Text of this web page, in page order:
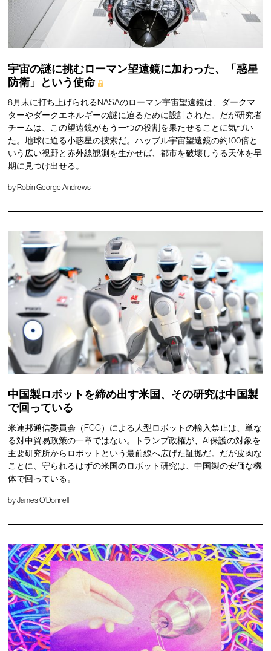
宇宙の謎に挑むローマン望遠鏡に加わった、「惑星
防衛」という使命
8月末に打ち上げられるNASAのローマン宇宙望遠鏡は、ダークマ
ターやダークエネルギーの謎に迫るために設計された。だが研究者
チームは、この望遠鏡がもう一つの役割を果たせることに気づい
た。地球に迫る小惑星の捜索だ。ハッブル宇宙望遠鏡の約100倍と
いう広い視野と赤外線観測を生かせば、都市を破壊しうる天体を早
期に見つけ出せる。
byRobin George Andrews
中国製ロボットを締め出す米国、その研究は中国製
で回っている
米連邦通信委員会（FCC）による人型ロボットの輸入禁止は、単な
る対中貿易政策の一章ではない。トランプ政権が、AI保護の対象を
主要研究所からロボットという最前線へ広げた証拠だ。だが皮肉な
ことに、守られるはずの米国のロボット研究は、中国製の安価な機
体で回っている。
byJames O'Donnell